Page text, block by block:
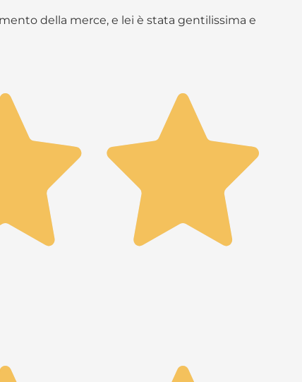
della merce, e lei è stata gentilissima e